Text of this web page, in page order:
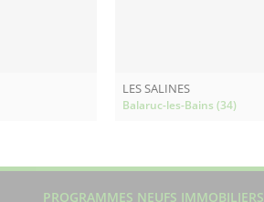
LES SALINES
Balaruc-les-Bains (34)
PROGRAMMES NEUFS IMMOBILIERS